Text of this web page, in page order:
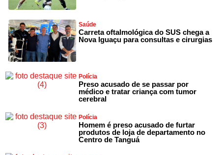
Saúde
Carreta oftalmológica do SUS chega a
Nova Iguaçu para consultas e cirurgias
Polícia
Preso acusado de se passar por
médico e tratar criança com tumor
cerebral
Polícia
Homem é preso acusado de furtar
produtos de loja de departamento no
Centro de Tanguá